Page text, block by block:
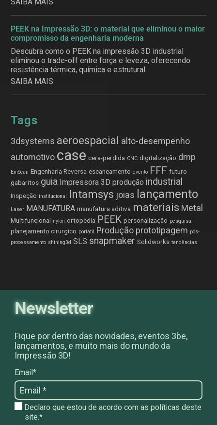
PEEK na Impressão 3D: o material que eliminou o maior
compromisso da engenharia moderna
Descubra como o PEEK na impressão 3D industrial
eliminou o trade-off entre força e leveza, oferecendo
resistência térmica, química e estrutural.
SAIBA MAIS
Tags
3dsystems aeroespacial alto-desempenho
automotivo case cera-perdida CNC digitalização dmp
EinScan Engenharia Reversa escaneamento evento FFF futuro
gabaritos guia Impressora 3D produção industrial
Inspeção institucional Intamsys joias lançamento
Laser MANUFATURA manufatura aditiva materiais Metal
Multifuncional nylon ortopedia PEEK personalização pesquisa
planejamento cirurgico portátil Produção prototipagem pós-
processamento shining3d SLS snapmaker Solidworks tendências
Newsletter
Fique por dentro das novidades, eventos 3be,
lançamentos, e muito mais do mundo da
Impressão 3D!
Email*
Declaro que estou de acordo com as políticas deste
site.*